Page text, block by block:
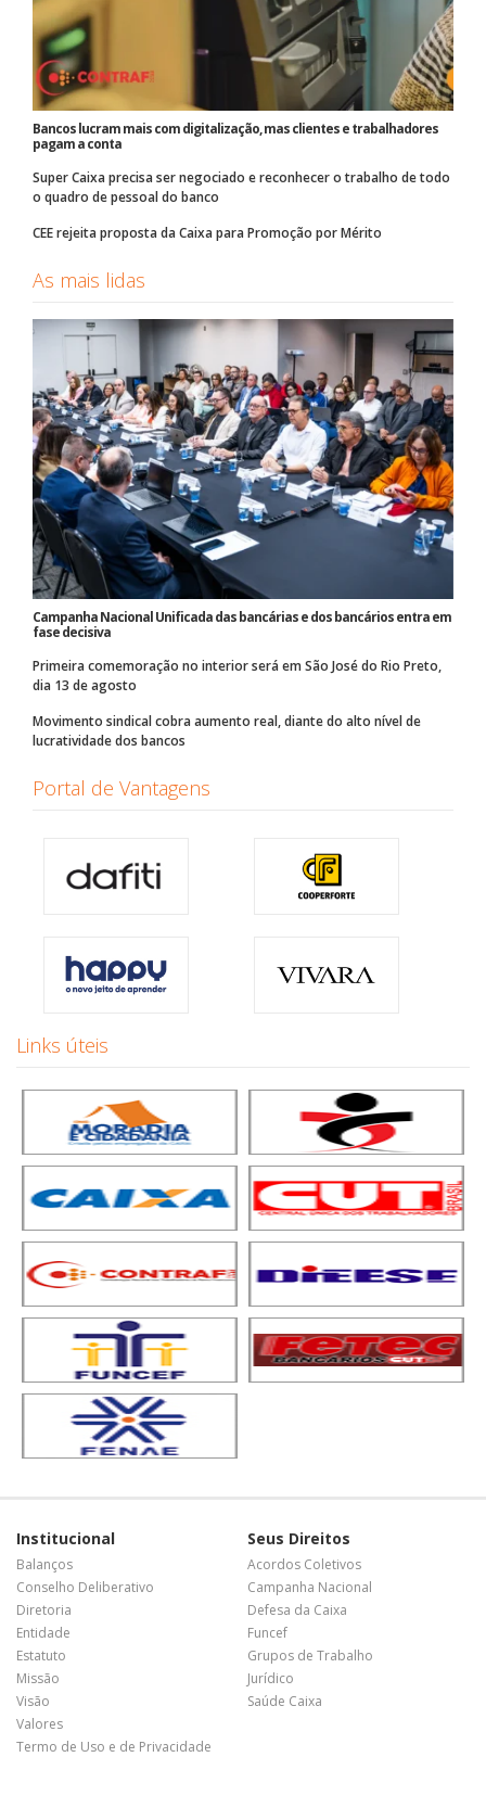
Bancos lucram mais com digitalização, mas clientes e trabalhadores
pagam a conta
Super Caixa precisa ser negociado e reconhecer o trabalho de todo
o quadro de pessoal do banco
CEE rejeita proposta da Caixa para Promoção por Mérito
As mais lidas
Campanha Nacional Unificada das bancárias e dos bancários entra em
fase decisiva
Primeira comemoração no interior será em São José do Rio Preto,
dia 13 de agosto
Movimento sindical cobra aumento real, diante do alto nível de
lucratividade dos bancos
Portal de Vantagens
Links úteis
Institucional
Balanços
Conselho Deliberativo
Diretoria
Entidade
Estatuto
Missão
Visão
Valores
Termo de Uso e de Privacidade
Seus Direitos
Acordos Coletivos
Campanha Nacional
Defesa da Caixa
Funcef
Grupos de Trabalho
Jurídico
Saúde Caixa